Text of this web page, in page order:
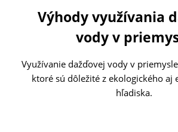
Výhody využívania
vody v
Využívanie dažďovej vody v
ktoré sú dôležité z ekologického aj
hľadiska.